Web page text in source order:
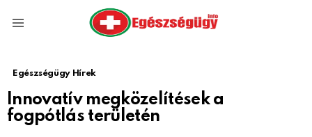
Egészségügy Hírek
Innovatív megközelítések a
fogpótlás területén